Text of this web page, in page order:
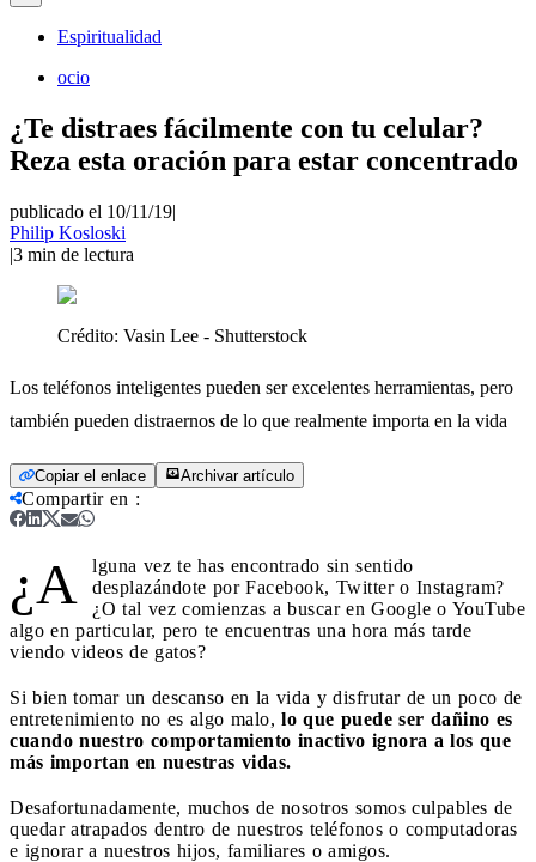
Espiritualidad
ocio
¿Te distraes fácilmente con tu celular?
Reza esta oración para estar concentrado
publicado el 10/11/19|
Philip Kosloski
|3 min de lectura
Crédito: Vasin Lee - Shutterstock
Los teléfonos inteligentes pueden ser excelentes herramientas, pero
también pueden distraernos de lo que realmente importa en la vida
Copiar el enlace Archivar artículo
Compartir en :
¿A
lguna vez te has encontrado sin sentido
desplazándote por Facebook, Twitter o Instagram?
¿O tal vez comienzas a buscar en Google o YouTube
algo en particular, pero te encuentras una hora más tarde
viendo videos de gatos?
Si bien tomar un descanso en la vida y disfrutar de un poco de
entretenimiento no es algo malo, lo que puede ser dañino es
cuando nuestro comportamiento inactivo ignora a los que
más importan en nuestras vidas.
Desafortunadamente, muchos de nosotros somos culpables de
quedar atrapados dentro de nuestros teléfonos o computadoras
e ignorar a nuestros hijos, familiares o amigos.